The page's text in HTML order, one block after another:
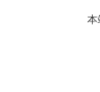
本